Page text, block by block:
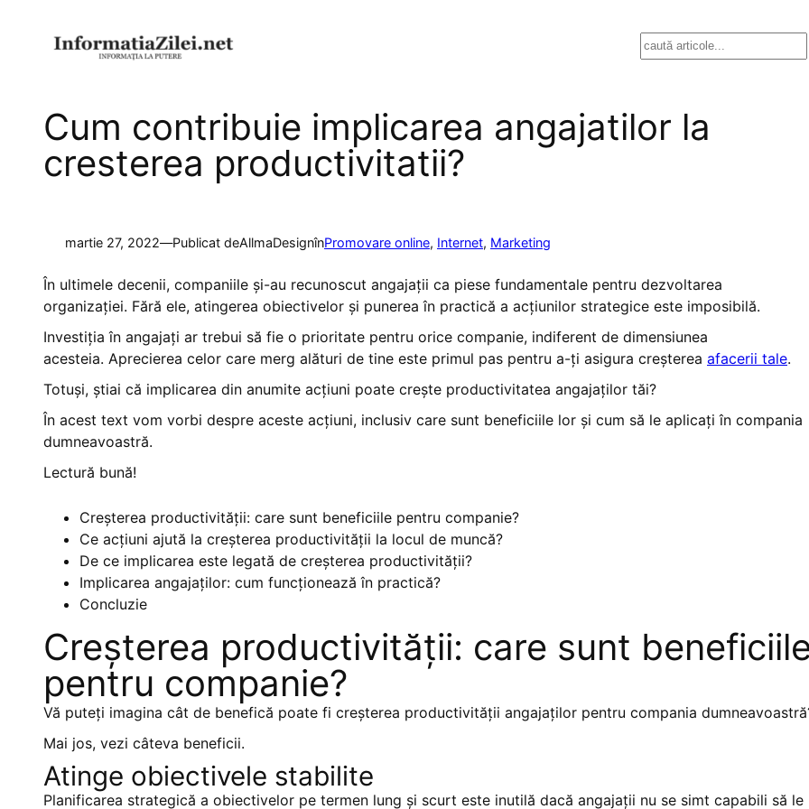
Search
Cum contribuie implicarea angajatilor la
cresterea productivitatii?
martie 27, 2022—Publicat deAllmaDesignînPromovare online, Internet, Marketing
În ultimele decenii, companiile și-au recunoscut angajații ca piese fundamentale pentru dezvoltarea
organizației. Fără ele, atingerea obiectivelor și punerea în practică a acțiunilor strategice este imposibilă.
Investiția în angajați ar trebui să fie o prioritate pentru orice companie, indiferent de dimensiunea
acesteia. Aprecierea celor care merg alături de tine este primul pas pentru a-ți asigura creșterea afacerii tale.
Totuși, știai că implicarea din anumite acțiuni poate crește productivitatea angajaților tăi?
În acest text vom vorbi despre aceste acțiuni, inclusiv care sunt beneficiile lor și cum să le aplicați în compania
dumneavoastră.
Lectură bună!
Creșterea productivității: care sunt beneficiile pentru companie?
Ce acțiuni ajută la creșterea productivității la locul de muncă?
De ce implicarea este legată de creșterea productivității?
Implicarea angajaților: cum funcționează în practică?
Concluzie
Creșterea productivității: care sunt
pentru companie?
Vă puteți imagina cât de benefică poate fi creșterea productivității angajaților pentru compania
Mai jos, vezi câteva beneficii.
Atinge obiectivele stabilite
Planificarea strategică a obiectivelor pe termen lung și scurt este inutilă dacă angajații nu se simt capabili să le